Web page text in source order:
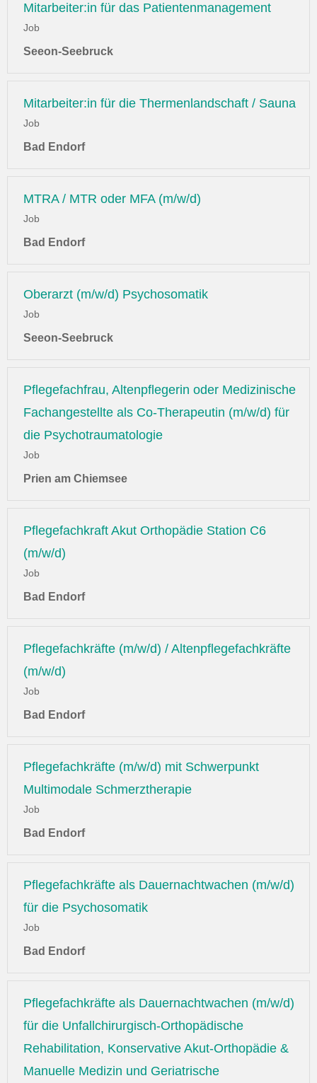
Mitarbeiter:in für das Patientenmanagement
Job
Seeon-Seebruck
Mitarbeiter:in für die Thermenlandschaft / Sauna
Job
Bad Endorf
MTRA / MTR oder MFA (m/w/d)
Job
Bad Endorf
Oberarzt (m/w/d) Psychosomatik
Job
Seeon-Seebruck
Pflegefachfrau, Altenpflegerin oder Medizinische
Fachangestellte als Co-Therapeutin (m/w/d) für
die Psychotraumatologie
Job
Prien am Chiemsee
Pflegefachkraft Akut Orthopädie Station C6
(m/w/d)
Job
Bad Endorf
Pflegefachkräfte (m/w/d) / Altenpflegefachkräfte
(m/w/d)
Job
Bad Endorf
Pflegefachkräfte (m/w/d) mit Schwerpunkt
Multimodale Schmerztherapie
Job
Bad Endorf
Pflegefachkräfte als Dauernachtwachen (m/w/d)
für die Psychosomatik
Job
Bad Endorf
Pflegefachkräfte als Dauernachtwachen (m/w/d)
für die Unfallchirurgisch-Orthopädische
Rehabilitation, Konservative Akut-Orthopädie &
Manuelle Medizin und Geriatrische